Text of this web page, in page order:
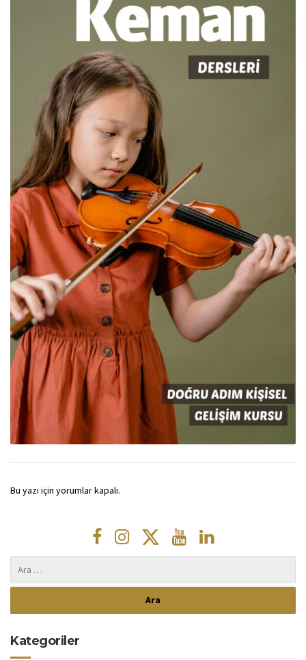
Bu yazı için yorumlar kapalı.
Kategoriler